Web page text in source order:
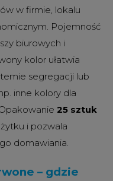
w firmie, lokalu
Pojemność
biurowych i
kolor ułatwia
segregacji lub
inne kolory dla
25 sztuk
i pozwala
domawiania.
– gdzie